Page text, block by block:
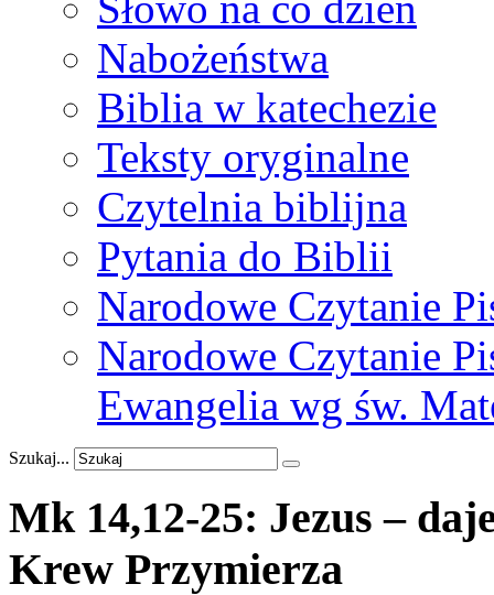
Nabożeństwa
Biblia w katechezie
Teksty oryginalne
Czytelnia biblijna
Pytania do Biblii
Narodowe Czytanie
Narodowe Czytanie
Ewangelia wg św.
Szukaj...
Mk 14,12-25: Jezus –
Krew Przymierza